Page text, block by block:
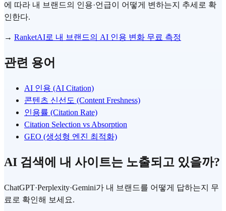
에 따라 내 브랜드의 인용·언급이 어떻게 변하는지 추세로 확
인한다.
→ RanketAI로 내 브랜드의 AI 인용 변화 무료 측정
관련 용어
AI 인용 (AI Citation)
콘텐츠 신선도 (Content Freshness)
인용률 (Citation Rate)
Citation Selection vs Absorption
GEO (생성형 엔진 최적화)
AI 검색에 내 사이트는 노출되고 있을까?
ChatGPT·Perplexity·Gemini가 내 브랜드를 어떻게 답하는지 무
료로 확인해 보세요.